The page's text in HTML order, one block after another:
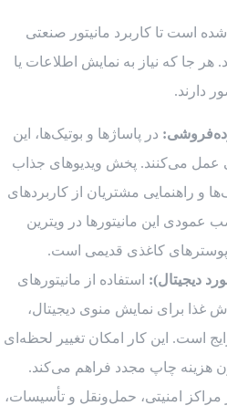
است تا کاربرد مانیتور صنعتی
جا که نیاز به نمایش اطلاعات یا
دارند.
در پاساژها و بوتیک‌ها، این
عمل می‌کنند. پخش ویدیوهای جذاب
و راهنمایی مشتریان از کاربردهای
این مانیتورها در ویترین
پوسترهای کاغذی قدیمی است.
دیجیتال): استفاده از مانیتورهای
غذا برای نمایش منوی دیجیتال،
است. این کار امکان تغییر لحظه‌ای
هزینه چاپ مجدد فراهم می‌کند.
مراکز امنیتی، حمل‌ونقل و تأسیسات،